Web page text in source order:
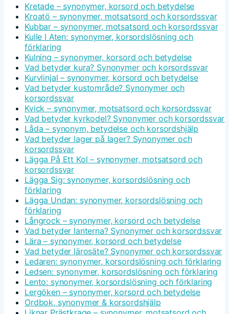
Kretade – synonymer, korsord och betydelse
Kroatö – synonymer, motsatsord och korsordssvar
Kubbar – synonymer, motsatsord och korsordssvar
Kulle I Aten: synonymer, korsordslösning och
förklaring
Kulning – synonymer, korsord och betydelse
Vad betyder kura? Synonymer och korsordssvar
Kurvlinjal – synonymer, korsord och betydelse
Vad betyder kustområde? Synonymer och
korsordssvar
Kvick – synonymer, motsatsord och korsordssvar
Vad betyder kyrkodel? Synonymer och korsordssvar
Låda – synonym, betydelse och korsordshjälp
Vad betyder lager på lager? Synonymer och
korsordssvar
Lägga På Ett Kol – synonymer, motsatsord och
korsordssvar
Lägga Sig: synonymer, korsordslösning och
förklaring
Lägga Undan: synonymer, korsordslösning och
förklaring
Långrock – synonymer, korsord och betydelse
Vad betyder lanterna? Synonymer och korsordssvar
Lära – synonymer, korsord och betydelse
Vad betyder lärosäte? Synonymer och korsordssvar
Ledaren: synonymer, korsordslösning och förklaring
Ledsen: synonymer, korsordslösning och förklaring
Lento: synonymer, korsordslösning och förklaring
Lergöken – synonymer, korsord och betydelse
Ordbok, synonymer & korsordshjälp